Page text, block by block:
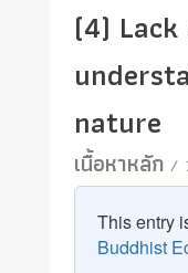
(4)
nature
เนื้อหาหลัก/
This entry
Buddhist